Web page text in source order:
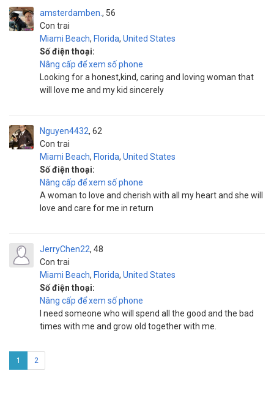
amsterdamben.
Con trai
56
Miami Beach, Florida, United States
Số điện thoại:
Nâng cấp để xem số phone
Looking for a honest,kind, caring and loving woman that
will love me and my kid sincerely
Nguyen4432
Con trai
62
Miami Beach, Florida, United States
Số điện thoại:
Nâng cấp để xem số phone
A woman to love and cherish with all my heart and she will
love and care for me in return
JerryChen22
Con trai
48
Miami Beach, Florida, United States
Số điện thoại:
Nâng cấp để xem số phone
I need someone who will spend all the good and the bad
times with me and grow old together with me.
1 2